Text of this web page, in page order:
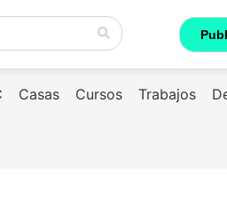
Casas Cursos Trabajos